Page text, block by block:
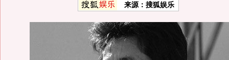
来源：搜狐娱乐